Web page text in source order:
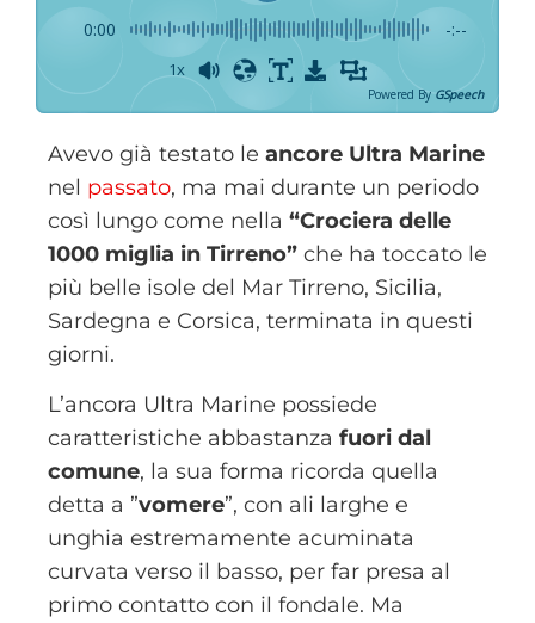
0:00 -:--
1x
Powered By GSpeech
Avevo già testato le ancore Ultra Marine
nel passato, ma mai durante un periodo
così lungo come nella “Crociera delle
1000 miglia in Tirreno” che ha toccato le
più belle isole del Mar Tirreno, Sicilia,
Sardegna e Corsica, terminata in questi
giorni.
L’ancora Ultra Marine possiede
caratteristiche abbastanza fuori dal
comune, la sua forma ricorda quella
detta a ”vomere”, con ali larghe e
unghia estremamente acuminata
curvata verso il basso, per far presa al
primo contatto con il fondale. Ma